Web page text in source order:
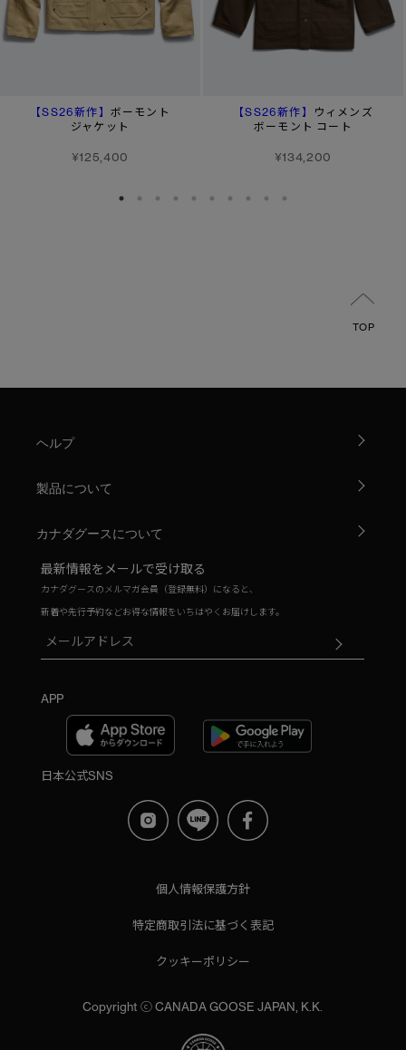
【SS26新作】 ボーモント
ジャケット
¥125,400
【SS26新作】
ウィメンズ
ボーモント コート
¥134,200
TOP
ヘルプ
製品について
カナダグースについて
最新情報をメールで受け取る
カナダグースのメルマガ会員（登録無料）になると、
新着や先行予約などお得な情報をいちはやくお届けします。
APP
日本公式SNS
個人情報保護方針
特定商取引法に基づく表記
クッキーポリシー
Copyright ⓒ CANADA GOOSE JAPAN, K.K.